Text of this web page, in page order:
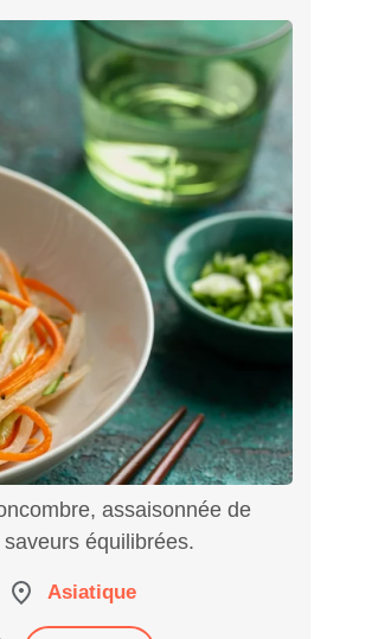
assaisonnée de
équilibrées.
Asiatique